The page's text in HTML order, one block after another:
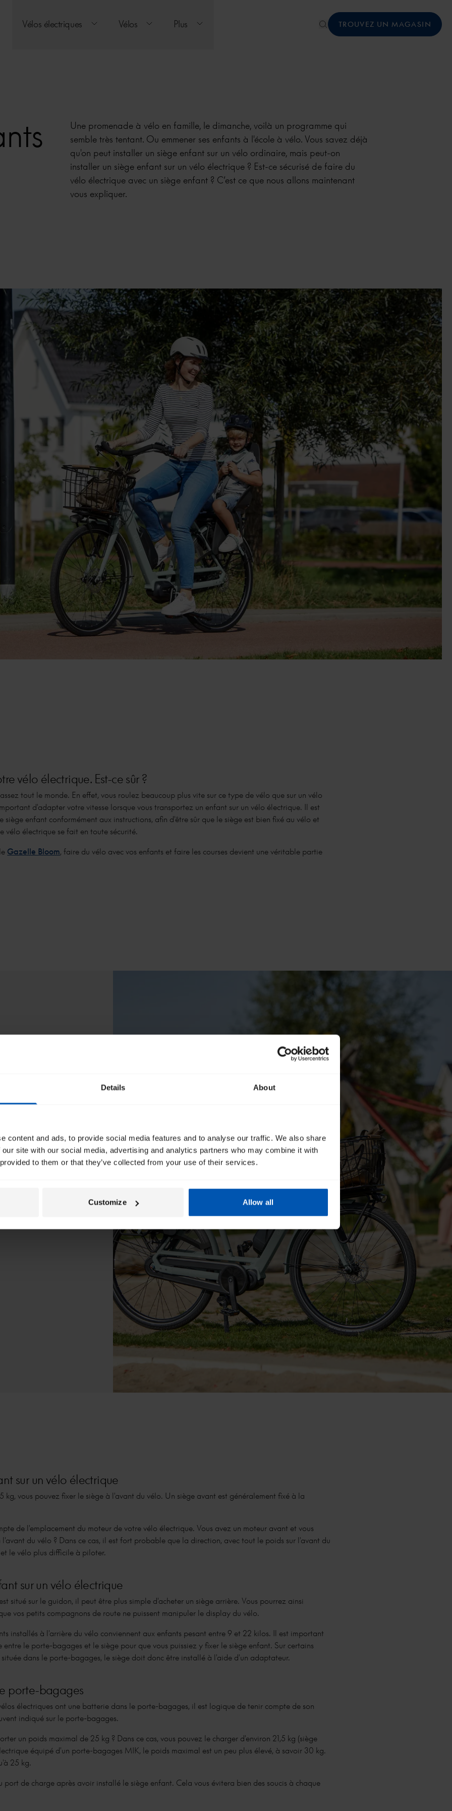
Details About
content and ads, to provide social media features and to analyse our traffic. We also share
site with our social media, advertising and analytics partners who may combine it with
to them or that they’ve collected from your use of their services.
Customize Allow all
Vélos électriques Vélos Plus TROUVEZ UN MAGASIN
Une promenade à vélo en famille, le dimanche, voilà un programme qui
semble très tentant. Ou emmener ses enfants à l'école à vélo. Vous savez déjà
qu'on peut installer un siège enfant sur un vélo ordinaire, mais peut-on
installer un siège enfant sur un vélo électrique ? Est-ce sécurisé de faire du
vélo électrique avec un siège enfant ? C’est ce que nous allons maintenant
vous expliquer.
vélo électrique. Est-ce sûr ?
tout le monde. En effet, vous roulez beaucoup plus vite sur ce type de vélo que sur un vélo
d'adapter votre vitesse lorsque vous transportez un enfant sur un vélo électrique. Il est
enfant conformément aux instructions, afin d'être sûr que le siège est bien fixé au vélo et
vélo électrique se fait en toute sécurité.
Gazelle Bloom, faire du vélo avec vos enfants et faire les courses devient une véritable partie
peut supporter
aisé en cas de
sur un vélo électrique
kg, vous pouvez fixer le siège à l'avant du vélo. Un siège avant est généralement fixé à la
de l'emplacement du moteur de votre vélo électrique. Vous avez un moteur avant et vous
du vélo ? Dans ce cas, il est fort probable que la direction, avec tout le poids sur l'avant du
le vélo plus difficile à piloter.
sur un vélo électrique
situé sur le guidon, il peut être plus simple d'acheter un siège arrière. Vous pourrez ainsi
vos petits compagnons de route ne puissent manipuler le display du vélo.
installés à l'arrière du vélo conviennent aux enfants pesant entre 9 et 22 kilos. Il est important
le porte-bagages et le siège pour que vous puissiez y fixer le siège enfant. Sur certains
dans le porte-bagages, le siège doit donc être installé à l'aide d'un adaptateur.
porte-bagages
électriques ont une batterie dans le porte-bagages, il est logique de tenir compte de son
indiqué sur le porte-bagages.
un poids maximal de 25 kg ? Dans ce cas, vous pouvez le charger d'environ 21,5 kg (siège
équipé d'un porte-bagages MIK, le poids maximal est un peu plus élevé, à savoir 30 kg.
25 kg.
port de charge après avoir installé le siège enfant. Cela vous évitera bien des soucis à chaque